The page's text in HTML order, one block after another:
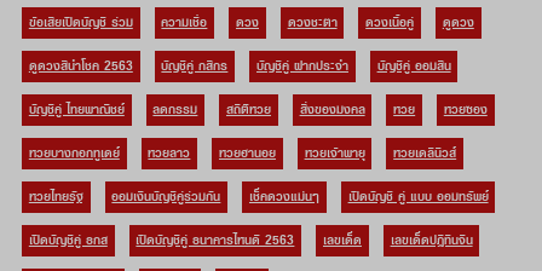
ข้อเสียเปิดบัญชี ร่วม ความเชื่อ ดวง ดวงชะตา ดวงเนื้อคู่
ดูดวง
ดูดวงสีนำโชค 2563
บัญชีคู่ กสิกร บัญชีคู่ ฝากประจํา
บัญชีคู่ ออมสิน
บัญชีคู่ ไทยพาณิชย์
ลดกรรม สถิติหวย สิ่งของมงคล หวย
หวยซอง
หวยบางกอกทูเดย์
หวยลาว หวยฮานอย หวยเจ้าพายุ
หวยเดลินิวส์
หวยไทยรัฐ
ออมเงินบัญชีคู่ร่วมกัน เช็คดวงแม่นๆ
เปิดบัญชี คู่ แบบ ออมทรัพย์
เปิดบัญชีคู่ ธกส
เปิดบัญชีคู่ ธนาคารไหนดี 2563 เลขเด็ด
เลขเด็ดปฏิทินจีน